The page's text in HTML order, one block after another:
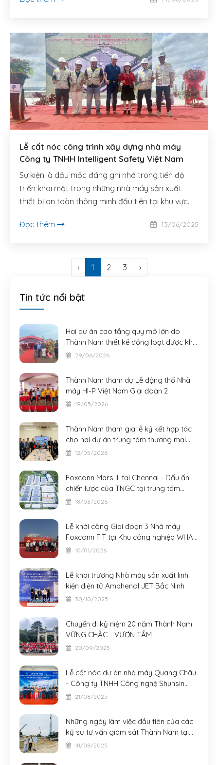
năm 2024–2025.
Lễ cất nóc công trình xây dựng nhà máy
Công ty TNHH Intelligent Safety Việt Nam
Sự kiện là dấu mốc đáng ghi nhớ trong tiến độ
triển khai một trong những nhà máy sản xuất
thiết bị an toàn thông minh đầu tiên tại khu vực.
Đọc thêm 13/06/2025
‹ 1 2 3 ›
Tin tức nổi bật
Hai dự án cao tầng quy mô lớn do
Thành Nam thiết kế đồng loạt được khởi
công29/06/2026
Thành Nam tham dự Lễ động thổ Nhà
máy HI-P Việt Nam Giai đoạn 2
19/05/2026
Thành Nam tham gia lễ ký kết hợp tác
cho hai dự án trung tâm thương mại
AeonMall quy mô lớn tại Đà Nẵng và
12/05/2026
Foxconn Mars III tại Chennai - Dấu ấn
chiến lược của TNGC tại trung tâm
công nghiệp mới của châu Á
18/03/2026
Lễ khởi công Giai đoạn 3 Nhà máy
Foxconn FIT tại Khu công nghiệp WHA -
Nghệ An
10/01/2026
Lễ khai trương Nhà máy sản xuất linh
kiện điện tử Amphenol JET Bắc Ninh
30/10/2025
Chuyến đi kỷ niệm 20 năm Thành Nam
VỮNG CHẮC - VƯƠN TẦM
20/09/2025
Lễ cất nóc dự án nhà máy Quang Châu
- Công ty TNHH Công nghệ Shunsin
(Việt Nam)
21/08/2025
Những ngày làm việc đầu tiên của các
kỹ sư tư vấn giám sát Thành Nam tại
dự án Nhà máy của Tập đoàn Victory
18/08/2025